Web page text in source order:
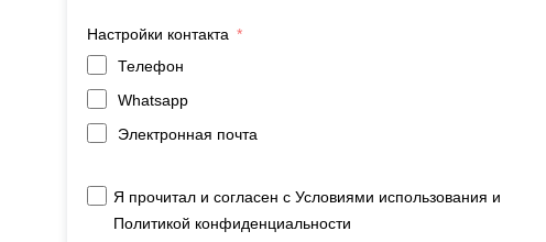
Настройки контакта
Телефон
Whatsapp
Электронная почта
Я прочитал и согласен с Условиями использования и
Политикой конфиденциальности